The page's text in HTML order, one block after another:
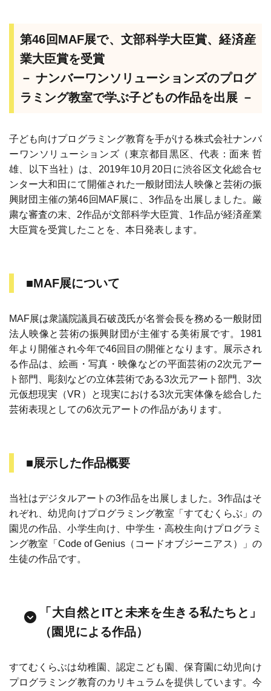
第46回MAF展で、文部科学大臣賞、経済産
業大臣賞を受賞
－ ナンバーワンソリューションズのプログ
ラミング教室で学ぶ子どもの作品を出展 －
子ども向けプログラミング教育を手がける株式会社ナンバ
ーワンソリューションズ（東京都目黒区、代表：面来 哲
雄、以下当社）は、2019年10月20日に渋谷区文化総合セ
ンター大和田にて開催された一般財団法人映像と芸術の振
興財団主催の第46回MAF展に、3作品を出展しました。厳
粛な審査の末、2作品が文部科学大臣賞、1作品が経済産業
大臣賞を受賞したことを、本日発表します。
■MAF展について
MAF展は衆議院議員石破茂氏が名誉会長を務める一般財団
法人映像と芸術の振興財団が主催する美術展です。1981
年より開催され今年で46回目の開催となります。展示され
る作品は、絵画・写真・映像などの平面芸術の2次元アー
ト部門、彫刻などの立体芸術である3次元アート部門、3次
元仮想現実（VR）と現実における3次元実体像を総合した
芸術表現としての6次元アートの作品があります。
■展示した作品概要
当社はデジタルアートの3作品を出展しました。3作品はそ
れぞれ、幼児向けプログラミング教室「すてむくらぶ」の
園児の作品、小学生向け、中学生・高校生向けプログラミ
ング教室「Code of Genius（コードオブジーニアス）」の
生徒の作品です。
「大自然とITと未来を生きる私たちと」
（園児による作品）
すてむくらぶは幼稚園、認定こども園、保育園に幼児向け
プログラミング教育のカリキュラムを提供しています。今